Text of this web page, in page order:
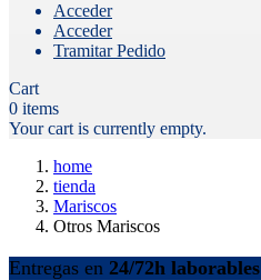
Acceder
Acceder
Tramitar Pedido
Cart
0 items
Your cart is currently empty.
home
tienda
Mariscos
Otros Mariscos
Entregas en 24/72h laborables